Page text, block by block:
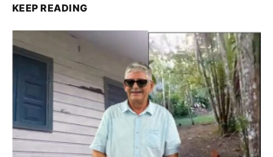
KEEP READING